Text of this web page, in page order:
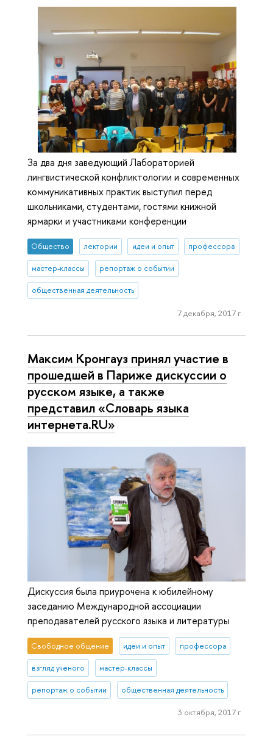
За два дня заведующий Лабораторией
лингвистической конфликтологии и современных
коммуникативных практик выступил перед
школьниками, студентами, гостями книжной
ярмарки и участниками конференции
Общество лектории идеи и опыт профессора
мастер-классы репортаж о событии
общественная деятельность
7 декабря, 2017 г.
Максим Кронгауз принял участие в
прошедшей в Париже дискуссии о
русском языке, а также
представил «Словарь языка
интернета.RU»
Дискуссия была приурочена к юбилейному
заседанию Международной ассоциации
преподавателей русского языка и литературы
Свободное общение идеи и опыт профессора
взгляд ученого мастер-классы
репортаж о событии общественная деятельность
3 октября, 2017 г.